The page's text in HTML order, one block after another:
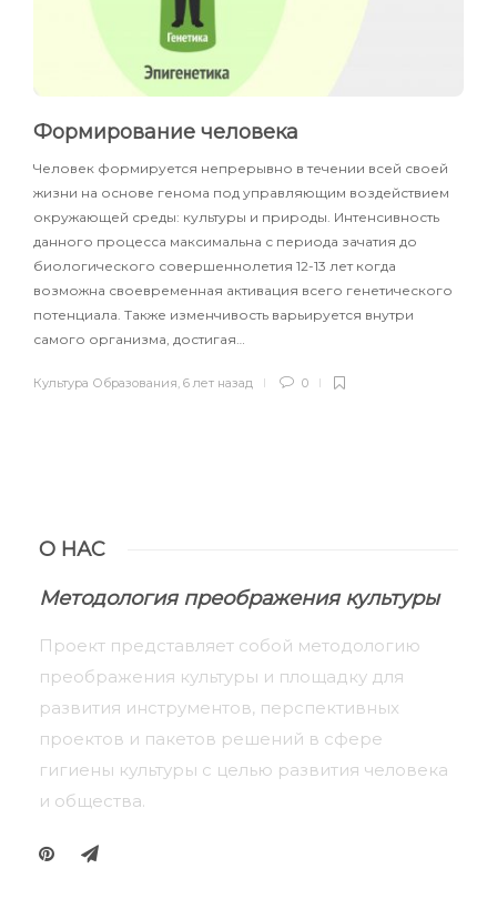
Формирование человека
Человек формируется непрерывно в течении всей своей
жизни на основе генома под управляющим воздействием
окружающей среды: культуры и природы. Интенсивность
данного процесса максимальна с периода зачатия до
биологического совершеннолетия 12-13 лет когда
возможна своевременная активация всего генетического
потенциала. Также изменчивость варьируется внутри
самого организма, достигая…
Культура Образования, 6 лет назад 0
О НАС
Методология преображения культуры
Проект представляет собой методологию
преображения культуры и площадку для
развития инструментов, перспективных
проектов и пакетов решений в сфере
гигиены культуры с целью развития человека
и общества.